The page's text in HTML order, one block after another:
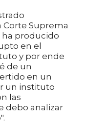
Corte Suprema
ha producido
en el
y por ende
de un
en un
un instituto
las
debo analizar